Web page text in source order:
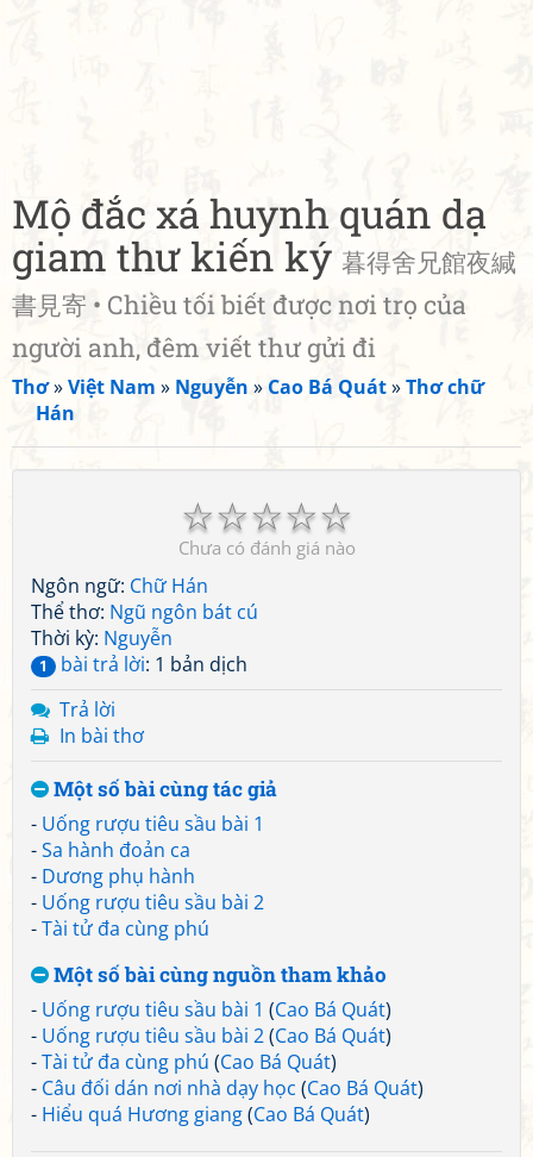
Mộ đắc xá huynh quán dạ
giam thư kiến ký 暮得舍兄館夜緘
書見寄 • Chiều tối biết được nơi trọ của
người anh, đêm viết thư gửi đi
Thơ»Việt Nam » Nguyễn » Cao Bá Quát»Thơ chữ
Hán
☆
☆
☆
☆
☆
Chưa có đánh giá nào
Ngôn ngữ: Chữ Hán
Thể thơ: Ngũ ngôn bát cú
Thời kỳ: Nguyễn
1 bài trả lời: 1 bản dịch
Trả lời
In bài thơ
Một số bài cùng tác giả
- Uống rượu tiêu sầu bài 1
-Sa hành đoản ca
- Dương phụ hành
- Uống rượu tiêu sầu bài 2
-Tài tử đa cùng phú
Một số bài cùng nguồn tham khảo
- Uống rượu tiêu sầu bài 1 (Cao Bá Quát)
- Uống rượu tiêu sầu bài 2(Cao Bá Quát)
-Tài tử đa cùng phú (Cao Bá Quát)
- Câu đối dán nơi nhà dạy học (Cao Bá Quát)
- Hiểu quá Hương giang(Cao Bá Quát)